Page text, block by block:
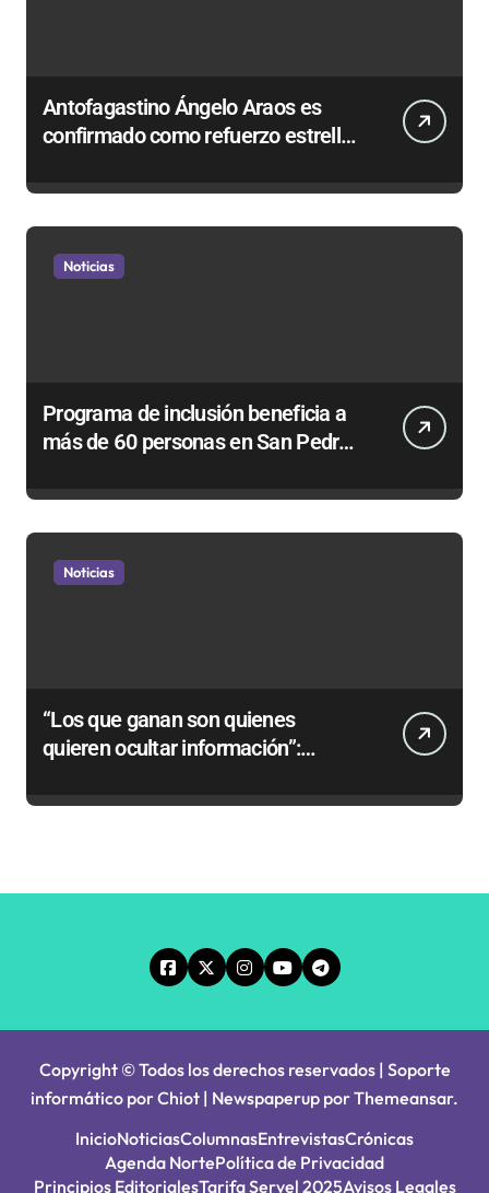
Antofagastino Ángelo Araos es
confirmado como refuerzo estrella
Noticias
Programa de inclusión beneficia a
más de 60 personas en San Pedro
Noticias
“Los que ganan son quienes
quieren ocultar información”:
“Ley Mordaza 2.0”
Copyright © Todos los derechos reservados | Soporte
informático por Chiot | Newspaperup porThemeansar.
InicioNoticiasColumnasEntrevistasCrónicas
Agenda NortePolítica de Privacidad
Principios EditorialesTarifa Servel 2025Avisos Legales